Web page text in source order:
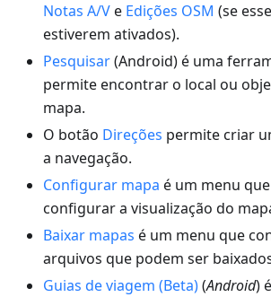
Notas A/Ve Edições OSM (se
estiverem ativados).
Pesquisar(Android) é uma
permite encontrar o local ou
mapa.
O botão Direções permite criar
a navegação.
Configurar mapa é um menu
configurar a visualização do
Baixar mapas é um menu que
arquivos que podem ser
Guias de viagem (Beta)(Android)